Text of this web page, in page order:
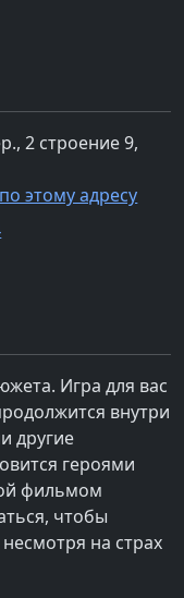
2 строение 9,
этому адресу
Игра для вас
внутри
другие
героями
фильмом
чтобы
на страх